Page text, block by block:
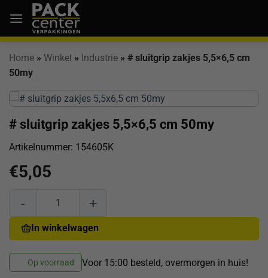
naar
inhoud
Home » Winkel » Industrie » # sluitgrip zakjes 5,5×6,5 cm
50my
# sluitgrip zakjes 5,5×6,5 cm 50my
Artikelnummer: 154605K
€5,05
# sluitgrip zakjes 5,5x6,5 cm 50my aantal
In winkelwagen
Op voorraad Voor 15:00 besteld, overmorgen in huis!